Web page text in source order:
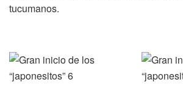
tucumanos.